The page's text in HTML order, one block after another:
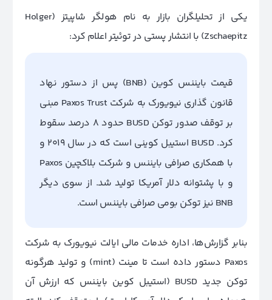
یکی از تحلیلگران بازار به نام هولگر شاپیتز (Holger
Zschaepitz) با انتشار پستی در توئیتر اعلام کرد:
قیمت بایننس کوین (BNB) پس از دستور نهاد
قانون گذاری نیویورک به شرکت Paxos Trust مبنی
بر توقف صدور توکن BUSD حدود 8 درصد سقوط
کرد. BUSD استیبل کوینی است که در سال 2019 و
با همکاری صرافی بایننس و شرکت بلاکچین Paxos
و با پشتوانه دلار آمریکا تولید شد. از سوی دیگر
BNB نیز توکن بومی صرافی بایننس است.
بنابر گزارش‌ها، اداره خدمات مالی ایالت نیویورک به شرکت
Paxos دستور داده است تا مینت (mint) و تولید هرگونه
توکن جدید BUSD (استیبل کوین بایننس که ارزش آن